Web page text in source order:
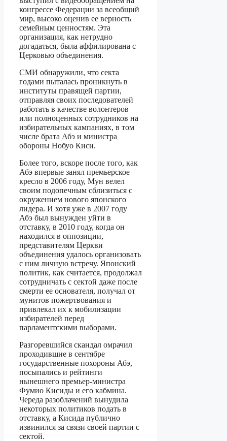
конгрессе Федерации за всеобщий
мир, высоко оценив ее верность
семейным ценностям. Эта
организация, как нетрудно
догадаться, была аффилирована с
Церковью объединения.
СМИ обнаружили, что секта
годами пыталась проникнуть в
институты правящей партии,
отправляя своих последователей
работать в качестве волонтеров
или полноценных сотрудников на
избирательных кампаниях, в том
числе брата Абэ и министра
обороны Нобуо Киси.
Более того, вскоре после того, как
Абэ впервые занял премьерское
кресло в 2006 году, Мун велел
своим подопечным сблизиться с
окружением нового японского
лидера. И хотя уже в 2007 году
Абэ был вынужден уйти в
отставку, в 2010 году, когда он
находился в оппозиции,
представителям Церкви
объединения удалось организовать
с ним личную встречу. Японский
политик, как считается, продолжал
сотрудничать с сектой даже после
смерти ее основателя, получал от
мунитов пожертвования и
привлекал их к мобилизации
избирателей перед
парламентскими выборами.
Разгоревшийся скандал омрачил
проходившие в сентябре
государственные похороны Абэ,
посыпались и рейтинги
нынешнего премьер-министра
Фумио Кисиды и его кабмина.
Череда разоблачений вынудила
некоторых политиков подать в
отставку, а Кисида публично
извинился за связи своей партии с
сектой.